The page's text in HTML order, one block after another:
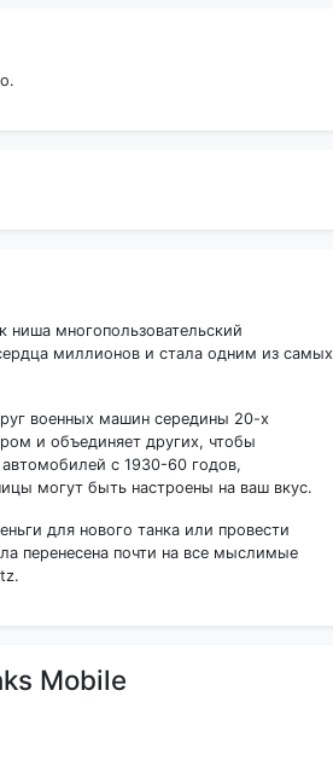
ниша многопользовательский
миллионов и стала одним из самых
военных машин середины 20-х
и объединяет других, чтобы
с 1930-60 годов,
могут быть настроены на ваш вкус.
для нового танка или провести
перенесена почти на все мыслимые
Mobile